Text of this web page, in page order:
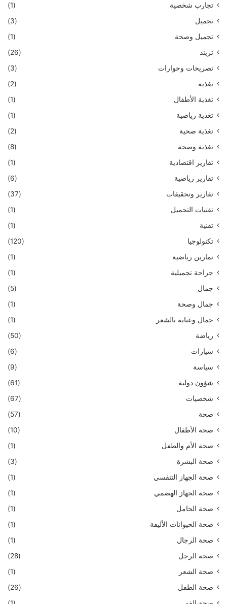
تجارب شخصية
(1)
تجميل
(3)
تجميل وصحة
(1)
تريند
(26)
تصريحات وحوارات
(3)
تغذية
(2)
تغذية الأطفال
(1)
تغذية رياضية
(1)
تغذية صحية
(2)
تغذية وصحة
(8)
تقارير اقتصادية
(1)
تقارير رياضية
(6)
تقارير وتحقيقات
(37)
تقنيات التجميل
(1)
تقنية
(1)
تكنولوجيا
(120)
تمارين رياضية
(1)
جراحة تجميلية
(1)
جمال
(5)
جمال وصحة
(1)
جمال وعناية بالشعر
(1)
رياضة
(50)
سيارات
(6)
سياسة
(9)
شؤون دولية
(61)
شخصيات
(67)
صحة
(57)
صحة الأطفال
(10)
صحة الأم والطفل
(1)
صحة البشرة
(3)
صحة الجهاز التنفسي
(1)
صحة الجهاز الهضمي
(1)
صحة الحامل
(1)
صحة الحيوانات الأليفة
(1)
صحة الرجال
(1)
صحة الرجل
(28)
صحة الشعر
(1)
صحة الطفل
(26)